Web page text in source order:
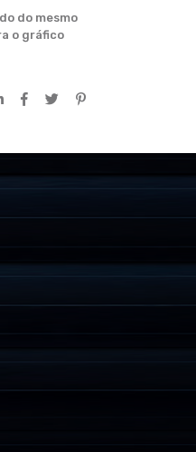
do mesmo
o gráfico